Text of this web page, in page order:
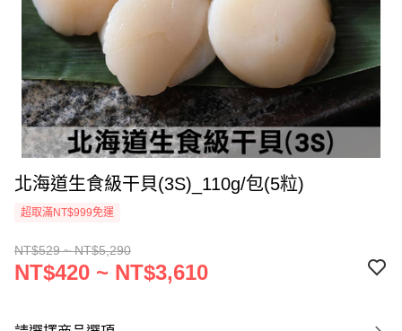
北海道生食級干貝(3S)_110g/包(5粒)
超取滿NT$999免運
NT$529 ~ NT$5,290
NT$420 ~ NT$3,610